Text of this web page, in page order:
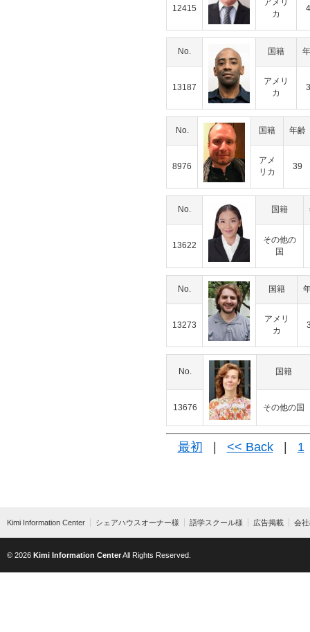
12415
アメリ
カ
No. 国籍
13187
アメリ
カ
No. 国籍 年齢
8976
アメ
リカ
39
No. 国籍
13622
その他の
国
No. 国籍
13273
アメリ
カ
No. 国籍
13676 その他の国
最初 | << Back | 1
Kimi Information Center シェアハウスオーナー様 語学スクール様 広告掲載 会
© 2026 Kimi Information CenterAll Rights Reserved.